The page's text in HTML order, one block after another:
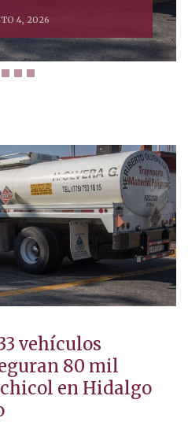
vehículos
80 mil
en Hidalgo